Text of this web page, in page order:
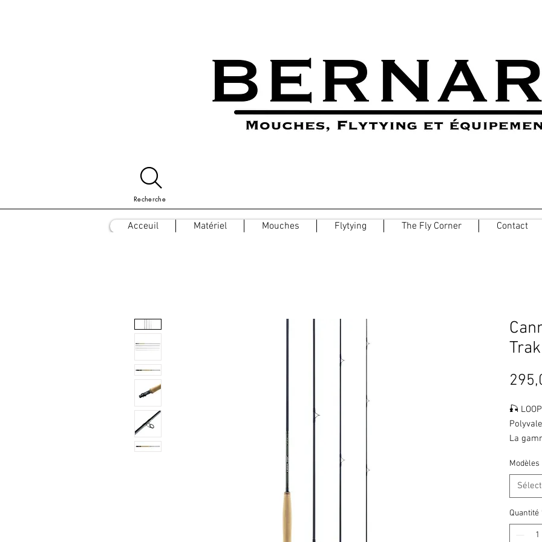
Recherche
Acceuil Matériel Mouches Flytying The Fly Corner Contact
Trak
🎣
La
offrent
Modèles
Quantité